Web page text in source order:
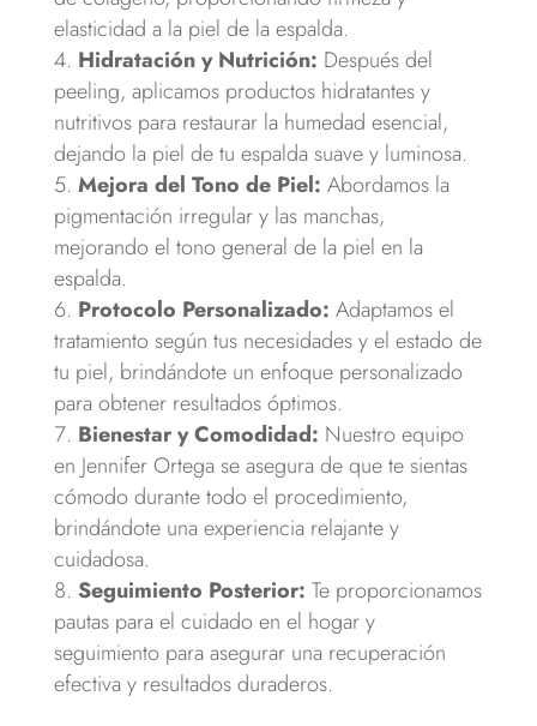
elasticidad a la piel de la espalda.
Hidratación y Nutrición: Después del
peeling, aplicamos productos hidratantes y
nutritivos para restaurar la humedad esencial,
dejando la piel de tu espalda suave y luminosa.
Mejora del Tono de Piel: Abordamos la
pigmentación irregular y las manchas,
mejorando el tono general de la piel en la
espalda.
Protocolo Personalizado: Adaptamos el
tratamiento según tus necesidades y el estado de
tu piel, brindándote un enfoque personalizado
para obtener resultados óptimos.
Bienestar y Comodidad: Nuestro equipo
en Jennifer Ortega se asegura de que te sientas
cómodo durante todo el procedimiento,
brindándote una experiencia relajante y
cuidadosa.
Seguimiento Posterior: Te proporcionamos
pautas para el cuidado en el hogar y
seguimiento para asegurar una recuperación
efectiva y resultados duraderos.